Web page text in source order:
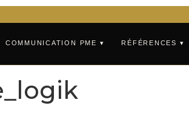
COMMUNICATION PME ▾ RÉFÉRENCES ▾